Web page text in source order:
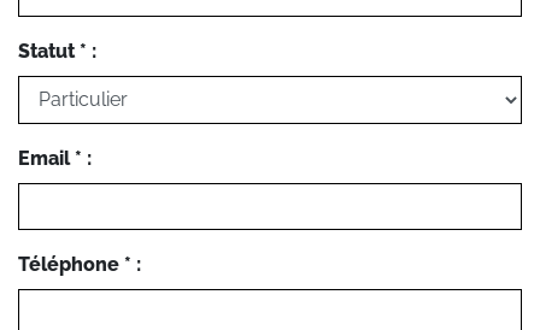
Statut * :
Email * :
Téléphone * :